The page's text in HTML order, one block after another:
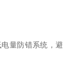
量防错系统，避